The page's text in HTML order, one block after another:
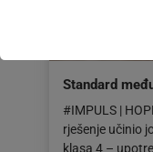
Standard
#IMPULS |
rješenje učinio
klasa 4 –